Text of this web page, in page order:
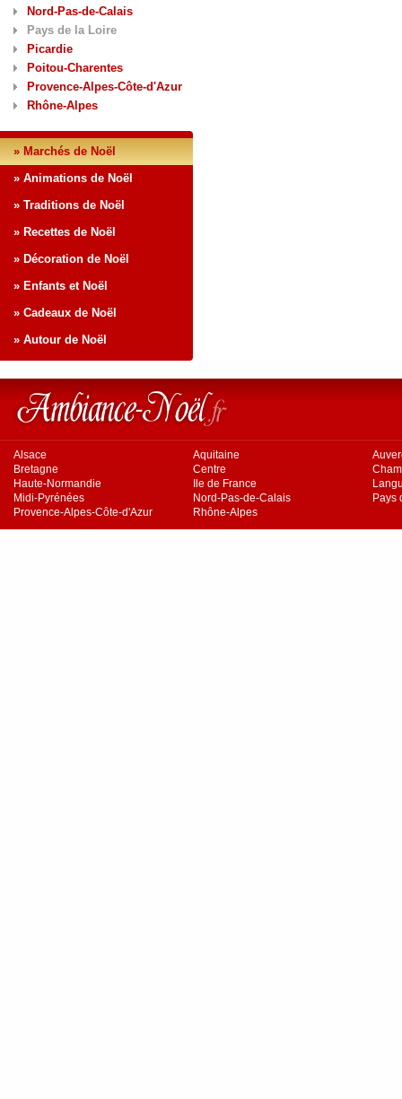
Nord-Pas-de-Calais
Pays de la Loire
Picardie
Poitou-Charentes
Provence-Alpes-Côte-d'Azur
Rhône-Alpes
» Marchés de Noël
» Animations de Noël
» Traditions de Noël
» Recettes de Noël
» Décoration de Noël
» Enfants et Noël
» Cadeaux de Noël
» Autour de Noël
Alsace Aquitaine
Bretagne
Centre
Haute-Normandie
Ile de France
Midi-Pyrénées
Nord-Pas-de-Calais
Pays
Provence-Alpes-Côte-d'Azur
Rhône-Alpes